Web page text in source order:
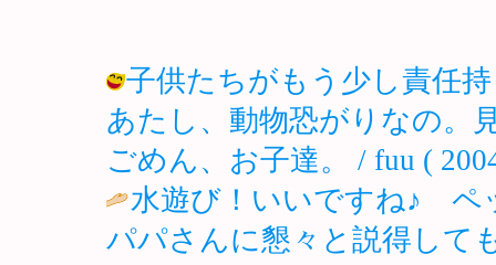
子供たちがもう少し責任
あたし、動物恐がりなの。
ごめん、お子達。 / fuu (
水遊び！いいですね♪ ペ
パパさんに懇々と説得して